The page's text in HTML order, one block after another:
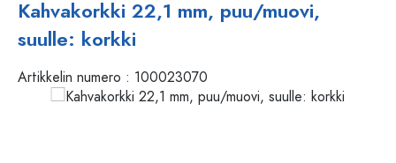
Kahvakorkki 22,1 mm, puu/muovi,
suulle: korkki
Artikkelin numero : 100023070